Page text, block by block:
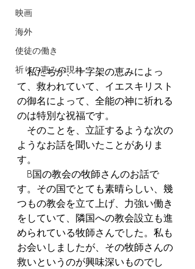
映画
海外
使徒の働き
祈りの恵みの現れ
私たちが、十字架の恵みによっ
て、救われていて、イエスキリスト
の御名によって、全能の神に祈れる
のは特別な祝福です。
そのことを、立証するような次の
ようなお話を聞いたことがありま
す。
B国の教会の牧師さんのお話で
す。その国でとても素晴らしい、幾
つもの教会を立て上げ、力強い働き
をしていて、隣国への教会設立も進
められている牧師さんでした。私も
お会いしましたが、その牧師さんの
救いというのが興味深いものでし